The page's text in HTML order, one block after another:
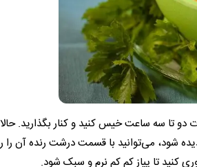
تا سه ساعت خیس کنید و کنار بگذارید. حالا
شود، می‌توانید با قسمت درشت رنده آن را
کنید تا پیاز کم کم نرم و سبک شود.